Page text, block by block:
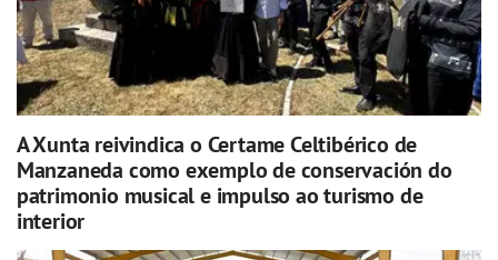
A Xunta reivindica o Certame Celtibérico de
Manzaneda como exemplo de conservación do
patrimonio musical e impulso ao turismo de
interior